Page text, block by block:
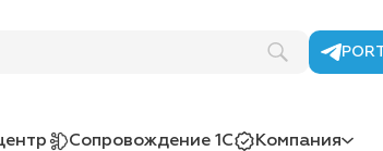
Сопровождение 1С Компания